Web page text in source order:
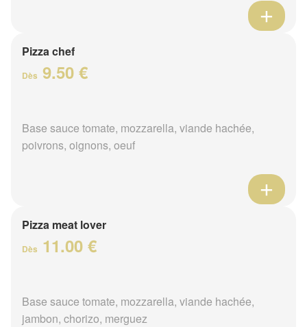
Pizza chef
Dès 9.50 €
Base sauce tomate, mozzarella, viande hachée,
poivrons, oignons, oeuf
Pizza meat lover
Dès 11.00 €
Base sauce tomate, mozzarella, viande hachée,
jambon, chorizo, merguez